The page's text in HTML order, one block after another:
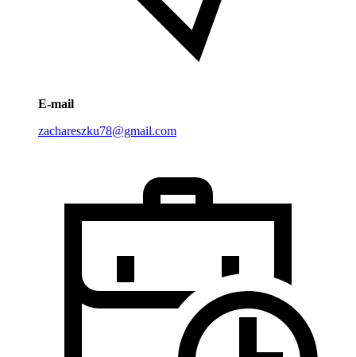
E-mail
zachareszku78@gmail.com